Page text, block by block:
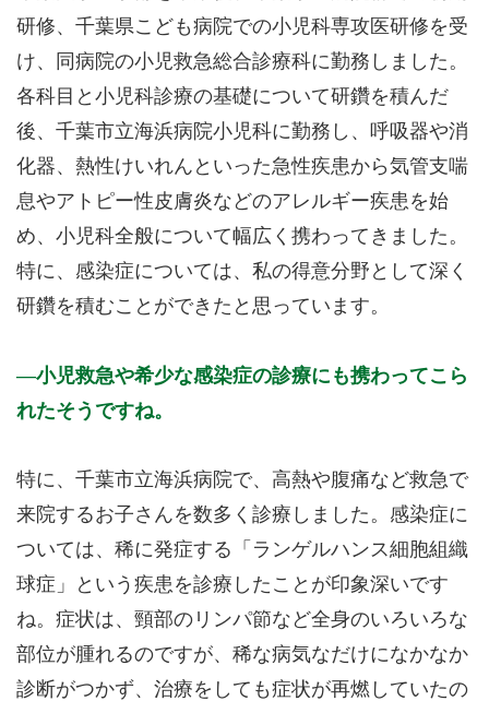
研修、千葉県こども病院での小児科専攻医研修を受
け、同病院の小児救急総合診療科に勤務しました。
各科目と小児科診療の基礎について研鑽を積んだ
後、千葉市立海浜病院小児科に勤務し、呼吸器や消
化器、熱性けいれんといった急性疾患から気管支喘
息やアトピー性皮膚炎などのアレルギー疾患を始
め、小児科全般について幅広く携わってきました。
特に、感染症については、私の得意分野として深く
研鑽を積むことができたと思っています。
小児救急や希少な感染症の診療にも携わってこら
れたそうですね。
特に、千葉市立海浜病院で、高熱や腹痛など救急で
来院するお子さんを数多く診療しました。感染症に
ついては、稀に発症する「ランゲルハンス細胞組織
球症」という疾患を診療したことが印象深いです
ね。症状は、頸部のリンパ節など全身のいろいろな
部位が腫れるのですが、稀な病気なだけになかなか
診断がつかず、治療をしても症状が再燃していたの